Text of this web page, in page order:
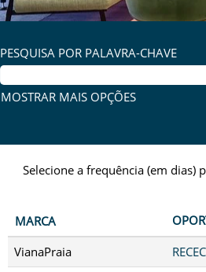
PESQUISA POR PALAVRA-CHAVE
MOSTRAR MAIS OPÇÕES
Selecione a frequência (em dias)
MARCA
VianaPraia